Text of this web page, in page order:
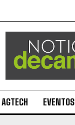
AGTECH EVENTOS